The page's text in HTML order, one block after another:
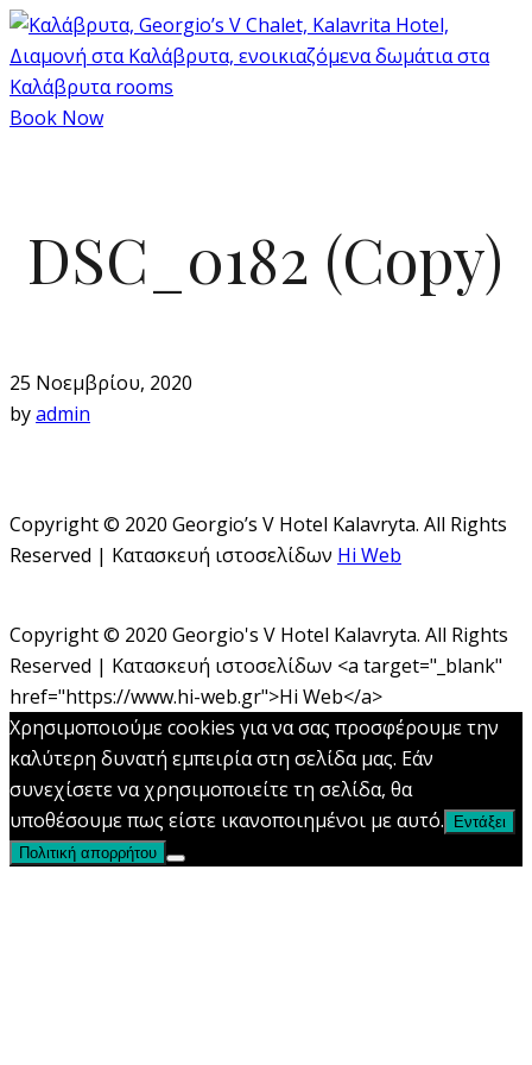
Book Now
DSC_0182 (Copy)
25 Νοεμβρίου, 2020
byadmin
Copyright © 2020 Georgio’s V Hotel Kalavryta. All Rights
Reserved | Κατασκευή ιστοσελίδων Hi Web
Copyright © 2020 Georgio's V Hotel Kalavryta. All Rights
Reserved | Κατασκευή ιστοσελίδων <a target="_blank"
href="https://www.hi-web.gr">Hi Web</a>
Χρησιμοποιούμε cookies για να σας προσφέρουμε την
καλύτερη δυνατή εμπειρία στη σελίδα μας. Εάν
συνεχίσετε να χρησιμοποιείτε τη σελίδα, θα
υποθέσουμε πως είστε ικανοποιημένοι με αυτό.
Εντάξει
Πολιτική απορρήτου